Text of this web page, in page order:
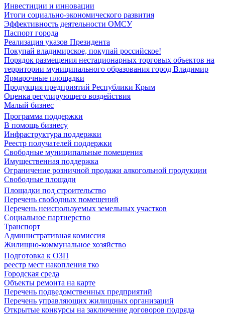
Инвестиции и инновации
Итоги социально-экономического развития
Эффективность деятельности ОМСУ
Паспорт города
Реализация указов Президента
Покупай владимирское, покупай российское!
Порядок размещения нестационарных торговых объектов на
территории муниципального образования город Владимир
Ярмарочные площадки
Продукция предприятий Республики Крым
Оценка регулирующего воздействия
Малый бизнес
Программа поддержки
В помощь бизнесу
Инфраструктура поддержки
Реестр получателей поддержки
Свободные муниципальные помещения
Имущественная поддержка
Ограничение розничной продажи алкогольной продукции
Свободные площади
Площадки под строительство
Перечень свободных помещений
Перечень неиспользуемых земельных участков
Социальное партнерство
Транспорт
Административная комиссия
Жилищно-коммунальное хозяйство
Подготовка к ОЗП
реестр мест накопления тко
Городская среда
Объекты ремонта на карте
Перечень подведомственных предприятий
Перечень управляющих жилищных организаций
Открытые конкурсы на заключение договоров подряда